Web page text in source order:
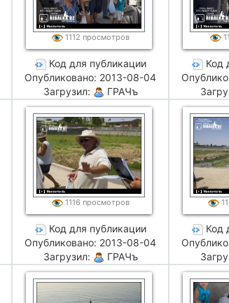
1112 просмотров
Код для публикации
Опубликовано: 2013-08-04
Загрузил:
ГРАЧъ
Код
1116 просмотров
Код для публикации
Опубликовано: 2013-08-04
Загрузил:
ГРАЧъ
Код